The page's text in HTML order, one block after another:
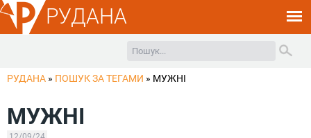
РУДАНА
РУДАНА » ПОШУК ЗА ТЕГАМИ » МУЖНІ
МУЖНІ